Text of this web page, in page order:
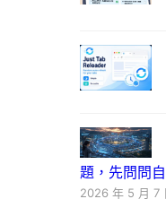
題，先問問
2026 年 5 月 7